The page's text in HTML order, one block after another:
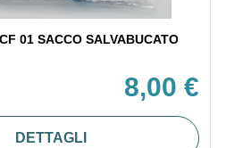
01 SACCO SALVABUCATO
8,00 €
DETTAGLI